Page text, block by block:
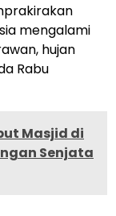
mengalami
hujan
Rabu
Masjid di
Senjata